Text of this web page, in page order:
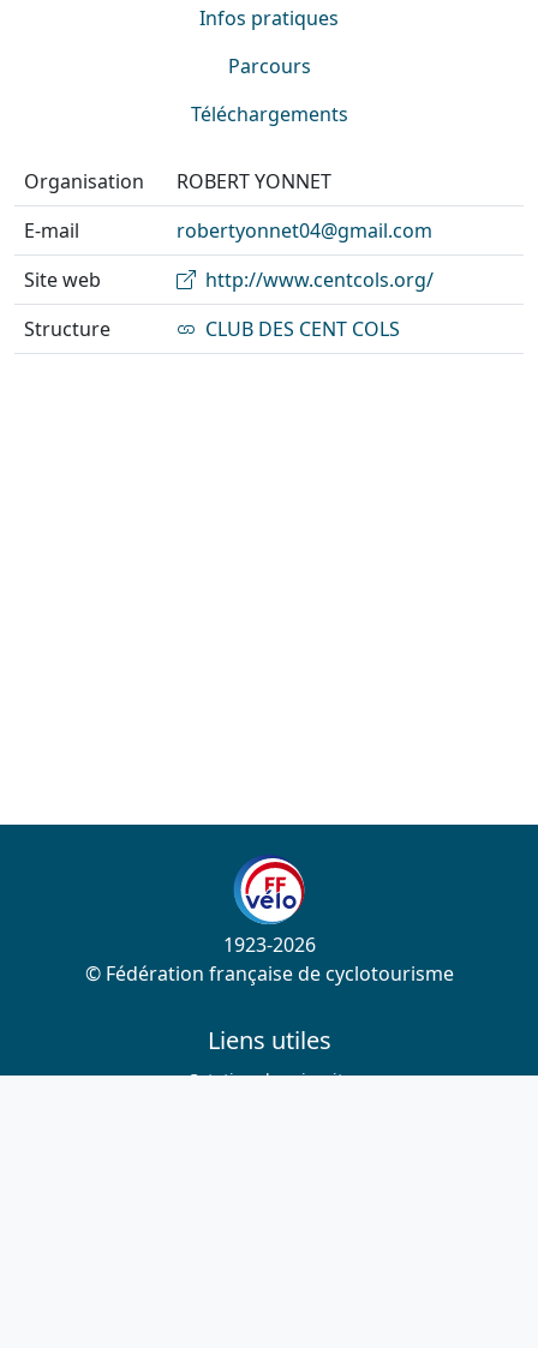
Infos pratiques
Parcours
Téléchargements
Organisation
ROBERT YONNET
E-mail
robertyonnet04@gmail.com
Site web
http://www.centcols.org/
Structure
CLUB DES CENT COLS
1923-2026
© Fédération française de cyclotourisme
Liens utiles
Cotation des circuits